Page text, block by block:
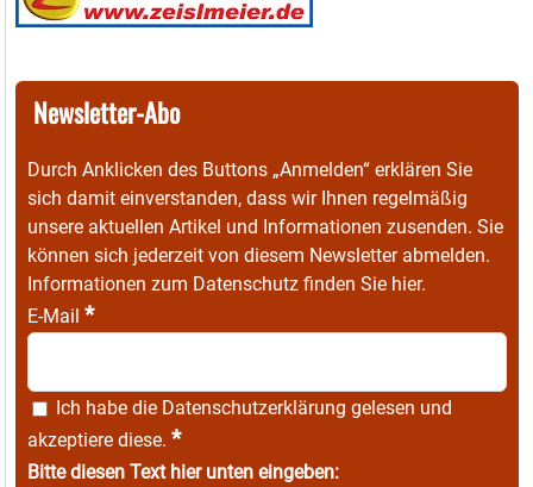
Newsletter-Abo
Durch Anklicken des Buttons „Anmelden“ erklären Sie
sich damit einverstanden, dass wir Ihnen regelmäßig
unsere aktuellen Artikel und Informationen zusenden. Sie
können sich jederzeit von diesem Newsletter abmelden.
Informationen zum Datenschutz finden Sie hier.
E-Mail *
Ich habe die Datenschutzerklärung gelesen und
akzeptiere diese. *
Bitte diesen Text hier unten eingeben: